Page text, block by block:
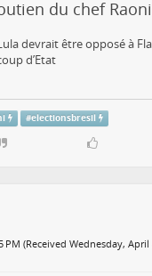
du chef
devrait être opposé à
d’Etat
#electionsbresil
(Received Wednesday, April